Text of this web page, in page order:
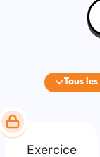
Tous
Exercice